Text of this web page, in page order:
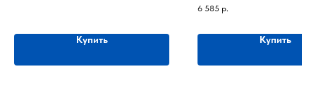
Купить
6 585 р.
Купить